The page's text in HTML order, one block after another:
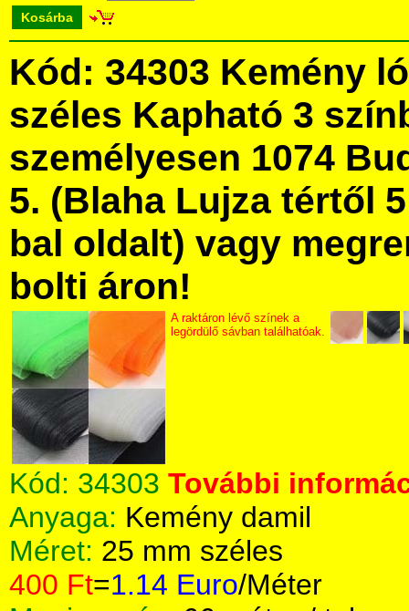
Kosárba
Kód: 34303 Kemény
széles Kapható 3
személyesen 1074
5. (Blaha Lujza tértől
bal oldalt) vagy
bolti áron!
A raktáron lévő színek a
legördülő sávban találhatóak.
Kód: 34303 További
Anyaga: Kemény damil
Méret: 25 mm széles
400 Ft=1.14 Euro/Méter